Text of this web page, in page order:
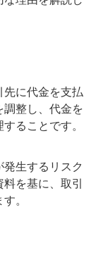
に代金を支払
整し、代金を
ることです。
生するリスク
を基に、取引
。